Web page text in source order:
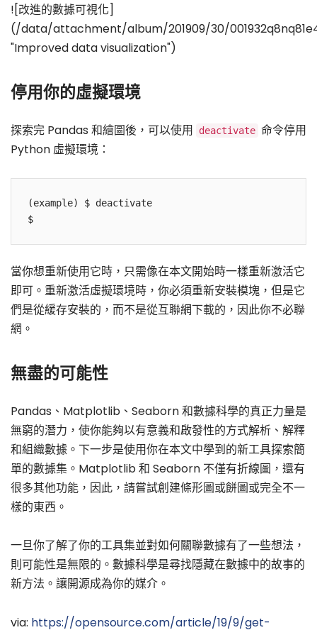
![改進的數據可視化]
(/data/attachment/album/201909/30/
"Improved data visualization")
停用你的虛擬環境
探索完 Pandas 和繪圖後，可以使用 deactivate 命令停用
Python 虛擬環境：
(example) $ deactivate
$
當你想重新使用它時，只需像在本文開始時一樣重新激活它
即可。重新激活虛擬環境時，你必須重新安裝模塊，但是它
們是從緩存安裝的，而不是從互聯網下載的，因此你不必聯
網。
無盡的可能性
Pandas、Matplotlib、Seaborn 和數據科學的真正力量是
無窮的潛力，使你能夠以有意義和啟發性的方式解析、解釋
和組織數據。下一步是使用你在本文中學到的新工具探索簡
單的數據集。Matplotlib 和 Seaborn 不僅有折線圖，還有
很多其他功能，因此，請嘗試創建條形圖或餅圖或完全不一
樣的東西。
一旦你了解了你的工具集並對如何關聯數據有了一些想法，
則可能性是無限的。數據科學是尋找隱藏在數據中的故事的
新方法。讓開源成為你的媒介。
via: https://opensource.com/article/19/9/get-